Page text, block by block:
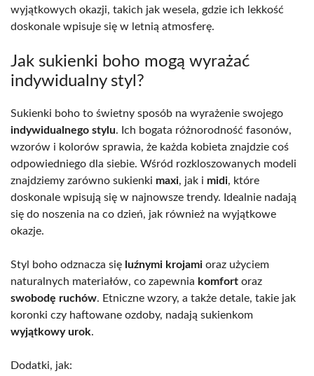
wyjątkowych okazji, takich jak wesela, gdzie ich lekkość
doskonale wpisuje się w letnią atmosferę.
Jak sukienki boho mogą wyrażać
indywidualny styl?
Sukienki boho to świetny sposób na wyrażenie swojego
indywidualnego stylu. Ich bogata różnorodność fasonów,
wzorów i kolorów sprawia, że każda kobieta znajdzie coś
odpowiedniego dla siebie. Wśród rozkloszowanych modeli
znajdziemy zarówno sukienki maxi, jak i midi, które
doskonale wpisują się w najnowsze trendy. Idealnie nadają
się do noszenia na co dzień, jak również na wyjątkowe
okazje.
Styl boho odznacza się luźnymi krojami oraz użyciem
naturalnych materiałów, co zapewnia komfort oraz
swobodę ruchów. Etniczne wzory, a także detale, takie jak
koronki czy haftowane ozdoby, nadają sukienkom
wyjątkowy urok.
Dodatki, jak: